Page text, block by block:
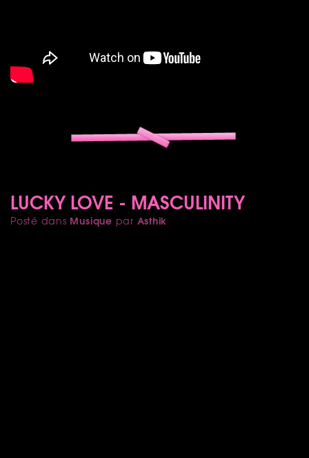
LUCKY LOVE - MASCULINITY
Posté dans Musique par Asthik